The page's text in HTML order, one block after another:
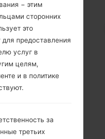
− этим
сторонних
это
предоставления
услуг в
целям,
и в политике
за
третьих